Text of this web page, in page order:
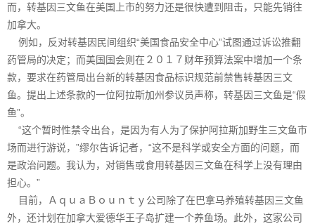
而，转基因三文鱼在美国上市的努力还是很快遭到阻击，只能先销往
加拿大。
例如，反对转基因民间组织“美国食品安全中心”试图通过诉讼推翻
药管局的决定；而美国国会则在２０１７财年预算法案中增加一个条
款，要求在药管局出台新的转基因食品标识规范前禁售转基因三文
鱼。提出上述条款的一位阿拉斯加州参议员声称，转基因三文鱼是“假
鱼”。
“这个暂时性禁令出台，是因为有人为了保护阿拉斯加野生三文鱼市
场而进行游说，”缪尔告诉记者，“这不是科学或安全方面的问题，而
是政治问题。我认为，对销售或食用转基因三文鱼在科学上没有理由
担心。”
目前，ＡｑｕａＢｏｕｎｔｙ公司除了在巴拿马养殖转基因三文鱼
外，还计划在加拿大爱德华王子岛扩建一个养鱼场。此外，这家公司